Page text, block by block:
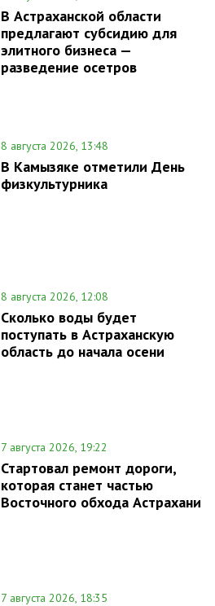
В Астраханской области
предлагают субсидию для
элитного бизнеса —
разведение осетров
8 августа 2026, 13:48
В Камызяке отметили День
физкультурника
8 августа 2026, 12:08
Сколько воды будет
поступать в Астраханскую
область до начала осени
7 августа 2026, 19:22
Стартовал ремонт дороги,
которая станет частью
Восточного обхода Астрахани
7 августа 2026, 18:35